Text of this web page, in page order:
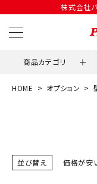
株式会社
商品カテゴリ
HOME オプション
並び替え 価格が安